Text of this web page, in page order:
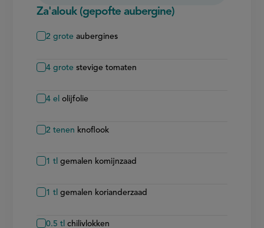
Za'alouk (gepofte aubergine)
2 grote aubergines
4 grote stevige tomaten
4 el olijfolie
2 tenen knoflook
1 tl gemalen komijnzaad
1 tl gemalen korianderzaad
0.5 tl chilivlokken